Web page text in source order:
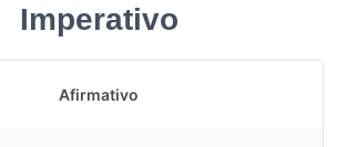
Imperativo
Afirmativo